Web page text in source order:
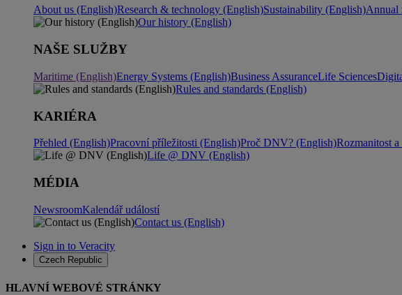
About us (English)Research & technology (English)Sustainability (English)Annual
Our history (English)
NAŠE SLUŽBY
Maritime (English)Energy Systems (English)Business AssuranceLife Sciences
Rules and standards (English)
KARIÉRA
Přehled (English)Pracovní příležitosti (English)Proč DNV? (English)Rozmanitost
Life @ DNV (English)
MÉDIA
NewsroomKalendář událostí
Contact us (English)
Sign in to Veracity
Czech Republic
HLAVNÍ WEBOVÉ STRÁNKY